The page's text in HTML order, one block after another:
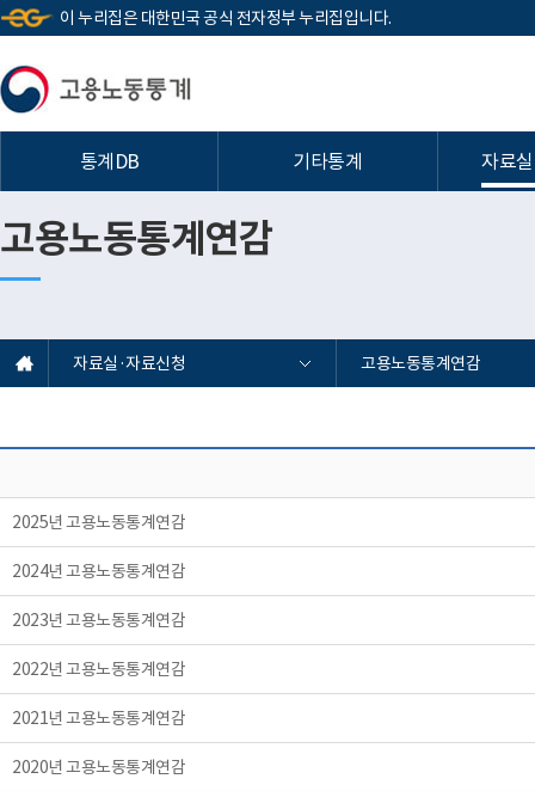
이 누리집은 대한민국 공식 전자정부 누리집입니다.
통계DB 기타통계 자료
고용노동통계연감
자료실·자료신청 고용노동통계연감
2025년 고용노동통계연감
2024년 고용노동통계연감
2023년 고용노동통계연감
2022년 고용노동통계연감
2021년 고용노동통계연감
2020년 고용노동통계연감